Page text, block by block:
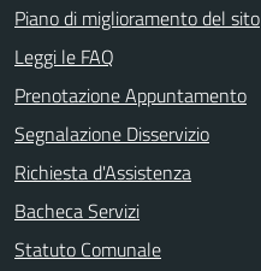
Piano di miglioramento del sito
Leggi le FAQ
Prenotazione Appuntamento
Segnalazione Disservizio
Richiesta d'Assistenza
Bacheca Servizi
Statuto Comunale